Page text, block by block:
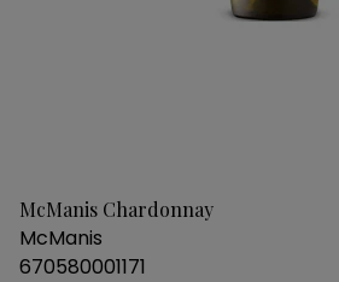
McManis Chardonnay
McManis
670580001171